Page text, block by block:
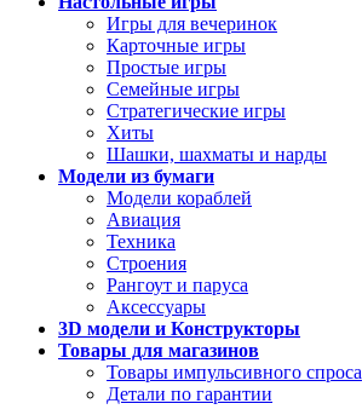
Игры для вечеринок
Карточные игры
Простые игры
Семейные игры
Стратегические игры
Хиты
Шашки, шахматы и нарды
Модели из бумаги
Модели кораблей
Авиация
Техника
Строения
Рангоут и паруса
Аксессуары
3D модели и Конструкторы
Товары для магазинов
Товары импульсивного спроса
Детали по гарантии